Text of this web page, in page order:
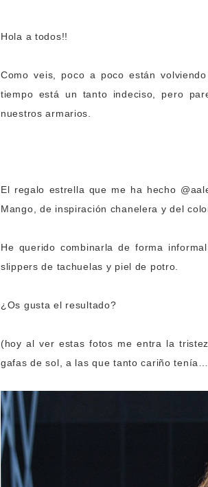
Hola a todos!!
Como veis, poco a poco están
tiempo está un tanto indeciso, pero
nuestros armarios.
El regalo estrella que me ha hecho
Mango, de inspiración chanelera y del
He querido combinarla de forma
slippers de tachuelas y piel de potro.
¿Os gusta el resultado?
(hoy al ver estas fotos me entra la
gafas de sol, a las que tanto cariño